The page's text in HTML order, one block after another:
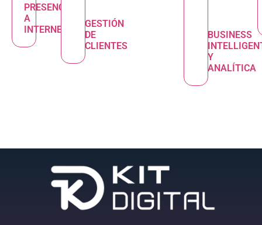
PRESENCIA
A
INTERNET
GESTIÓN
DE
CLIENTES
BUSINESS
Y
ANALÍTICA